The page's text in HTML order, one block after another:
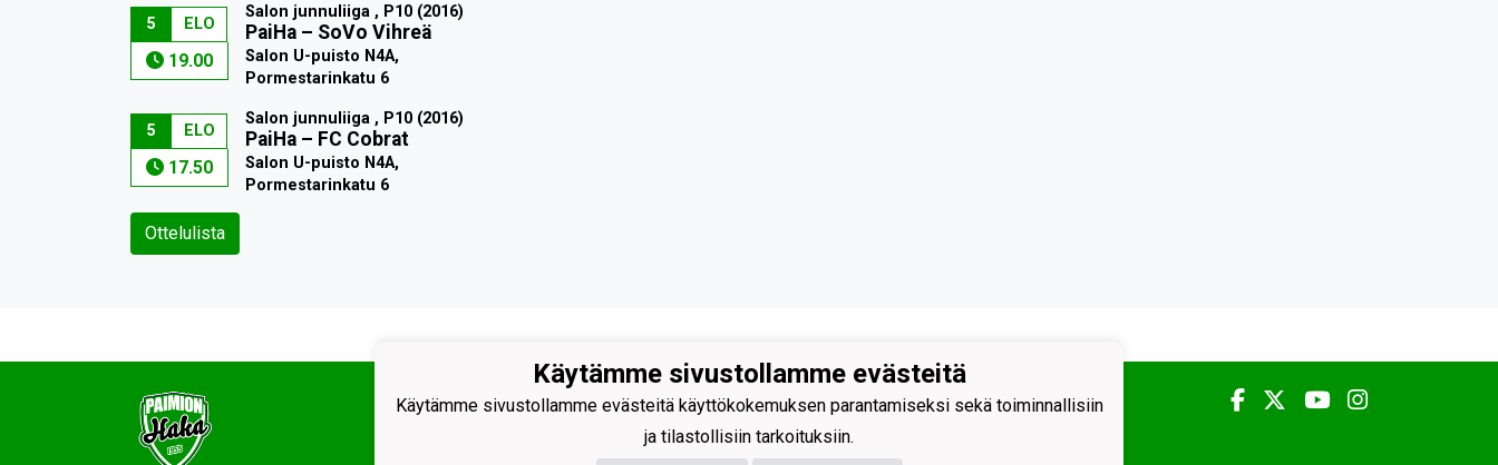
5 ELO
19.00
Salon junnuliiga , P10 (2016)
PaiHa– SoVo Vihreä
Salon U-puisto N4A,
Pormestarinkatu 6
5 ELO
17.50
Salon junnuliiga , P10 (2016)
PaiHa– FC Cobrat
Salon U-puisto N4A,
Pormestarinkatu 6
Ottelulista
Käytämme sivustollamme evästeitä
Käytämme sivustollamme evästeitä käyttökokemuksen parantamiseksi sekä toiminnallisiin
ja tilastollisiin tarkoituksiin.